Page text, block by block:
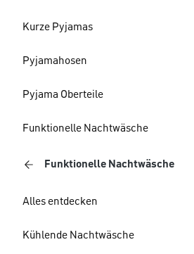
Kurze Pyjamas
Pyjamahosen
Pyjama Oberteile
Funktionelle Nachtwäsche
Funktionelle Nachtwäsche
Alles entdecken
Kühlende Nachtwäsche